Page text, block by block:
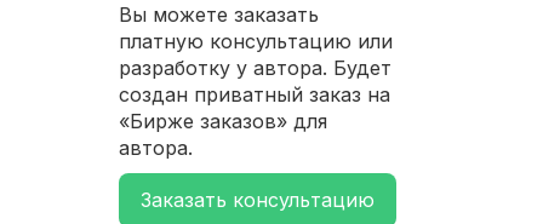
Вы можете заказать
платную консультацию или
разработку у автора. Будет
создан приватный заказ на
«Бирже заказов» для
автора.
Заказать консультацию